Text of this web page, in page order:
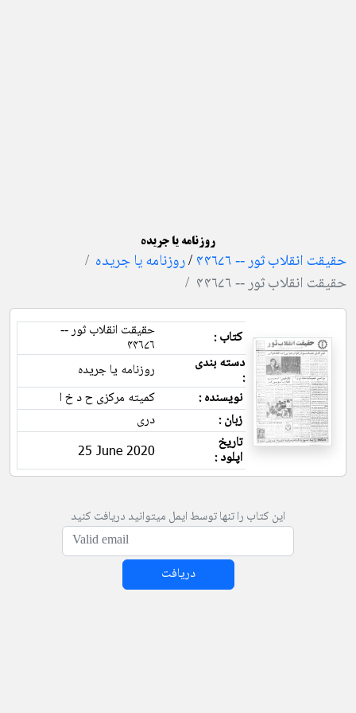
روزنامه یا جریده
حقیقت انقلاب ثور -- ۴۴۶۷۶ /روزنامه یا جریده
حقیقت انقلاب ثور -- ۴۴۶۷۶
کتاب : حقیقت انقلاب ثور --
۴۴۶۷۶
دسته بندی
:
روزنامه یا جریده
نویسنده :
کمیته مرکزی ح د خ ا
زبان :
دری
تاریخ
اپلود : 25 June 2020
این کتاب را تنها توسط ایمل میتوانید دریافت کنید
دریافت